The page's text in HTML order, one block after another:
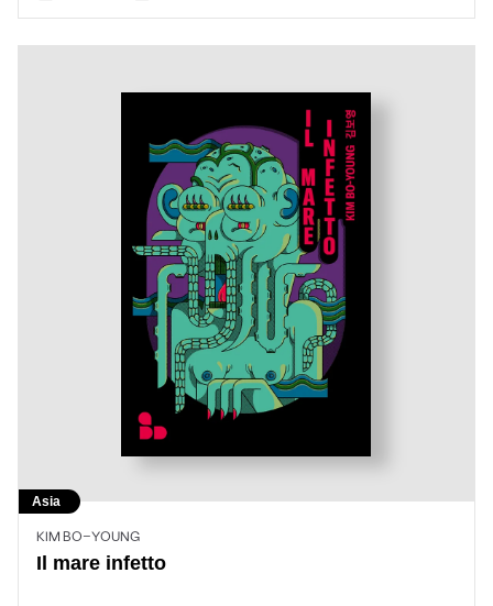
Asia
KIM BO-YOUNG
Il mare infetto